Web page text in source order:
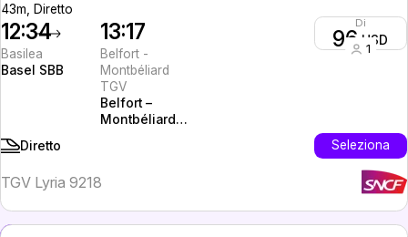
43m, Diretto
12:34
Basilea
Basel SBB
13:17
Belfort -
Montbéliard
TGV
Belfort –
Montbéliard
Di
96 USD
1
Diretto Seleziona
TGV Lyria 9218